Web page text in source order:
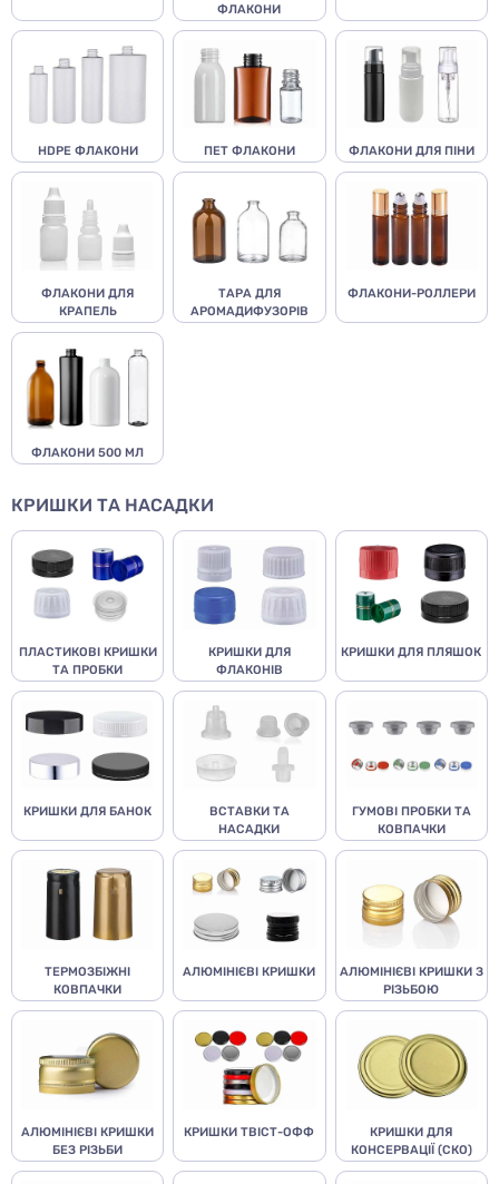
ФЛАКОНИ
HDPE ФЛАКОНИ ПЕТ ФЛАКОНИ ФЛАКОНИ ДЛЯ ПІНИ
ФЛАКОНИ ДЛЯ
КРАПЕЛЬ
ТАРА ДЛЯ
АРОМАДИФУЗОРІВ
ФЛАКОНИ-РОЛЛЕРИ
ФЛАКОНИ 500 МЛ
КРИШКИ ТА НАСАДКИ
ПЛАСТИКОВІ КРИШКИ
ТА ПРОБКИ
КРИШКИ ДЛЯ
ФЛАКОНІВ
КРИШКИ ДЛЯ ПЛЯШОК
КРИШКИ ДЛЯ БАНОК
ВСТАВКИ ТА
НАСАДКИ
ГУМОВІ ПРОБКИ ТА
КОВПАЧКИ
ТЕРМОЗБІЖНІ
КОВПАЧКИ
АЛЮМІНІЄВІ КРИШКИ
АЛЮМІНІЄВІ КРИШКИ З
РІЗЬБОЮ
АЛЮМІНІЄВІ КРИШКИ
БЕЗ РІЗЬБИ
КРИШКИ ТВІСТ-ОФФ
КРИШКИ ДЛЯ
КОНСЕРВАЦІЇ (СКО)